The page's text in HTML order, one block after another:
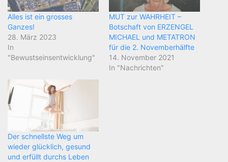
Alles ist ein grosses
Ganzes!
28. März 2023
In
"Bewustseinsentwicklung"
MUT zur WAHRHEIT –
Botschaft von ERZENGEL
MICHAEL und METATRON
für die 2. Novemberhälfte
14. November 2021
In "Nachrichten"
Der schnellste Weg um
wieder glücklich, gesund
und erfüllt durchs Leben